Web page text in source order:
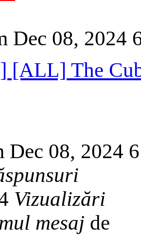
Dec 08, 2024
[ALL] The
Dec 08, 2024
Vizualizări
mesaj de